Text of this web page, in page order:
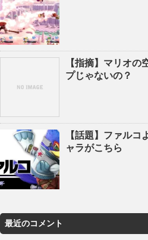
【指摘】マリオの
プじゃないの？
【話題】ファルコ
ャラがこちら
最近のコメント